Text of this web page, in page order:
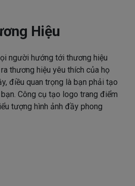
Hiệu
người hướng tới thương hiệu
thương hiệu yêu thích của họ
điều quan trọng là bạn phải tạo
Công cụ tạo logo trang điểm
tượng hình ảnh đầy phong